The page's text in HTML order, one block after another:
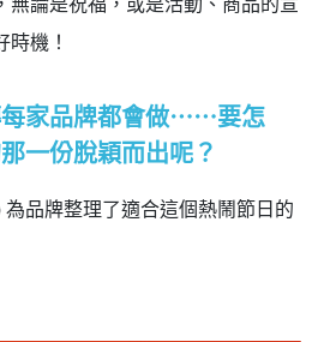
無論是祝福，或是活動、商品的宣
時機！
每家品牌都會做⋯⋯要怎
一份脫穎而出呢？
品牌整理了適合這個熱鬧節日的